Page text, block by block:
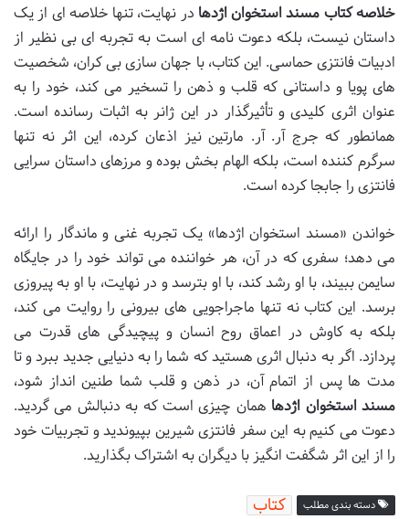
خلاصه کتاب مسند استخوان اژدها در نهایت، تنها خلاصه ای از یک
داستان نیست، بلکه دعوت نامه ای است به تجربه ای بی نظیر از
ادبیات فانتزی حماسی. این کتاب، با جهان سازی بی کران، شخصیت
های پویا و داستانی که قلب و ذهن را تسخیر می کند، خود را به
عنوان اثری کلیدی و تأثیرگذار در این ژانر به اثبات رسانده است.
همانطور که جرج آر. آر. مارتین نیز اذعان کرده، این اثر نه تنها
سرگرم کننده است، بلکه الهام بخش بوده و مرزهای داستان سرایی
فانتزی را جابجا کرده است.
خواندن «مسند استخوان اژدها» یک تجربه غنی و ماندگار را ارائه
می دهد؛ سفری که در آن، هر خواننده می تواند خود را در جایگاه
سایمن ببیند، با او رشد کند، با او بترسد و در نهایت، با او به پیروزی
برسد. این کتاب نه تنها ماجراجویی های بیرونی را روایت می کند،
بلکه به کاوش در اعماق روح انسان و پیچیدگی های قدرت می
پردازد. اگر به دنبال اثری هستید که شما را به دنیایی جدید ببرد و تا
مدت ها پس از اتمام آن، در ذهن و قلب شما طنین انداز شود،
مسند استخوان اژدها همان چیزی است که به دنبالش می گردید.
دعوت می کنیم به این سفر فانتزی شیرین بپیوندید و تجربیات خود
را از این اثر شگفت انگیز با دیگران به اشتراک بگذارید.
دسته بندی مطلب کتاب